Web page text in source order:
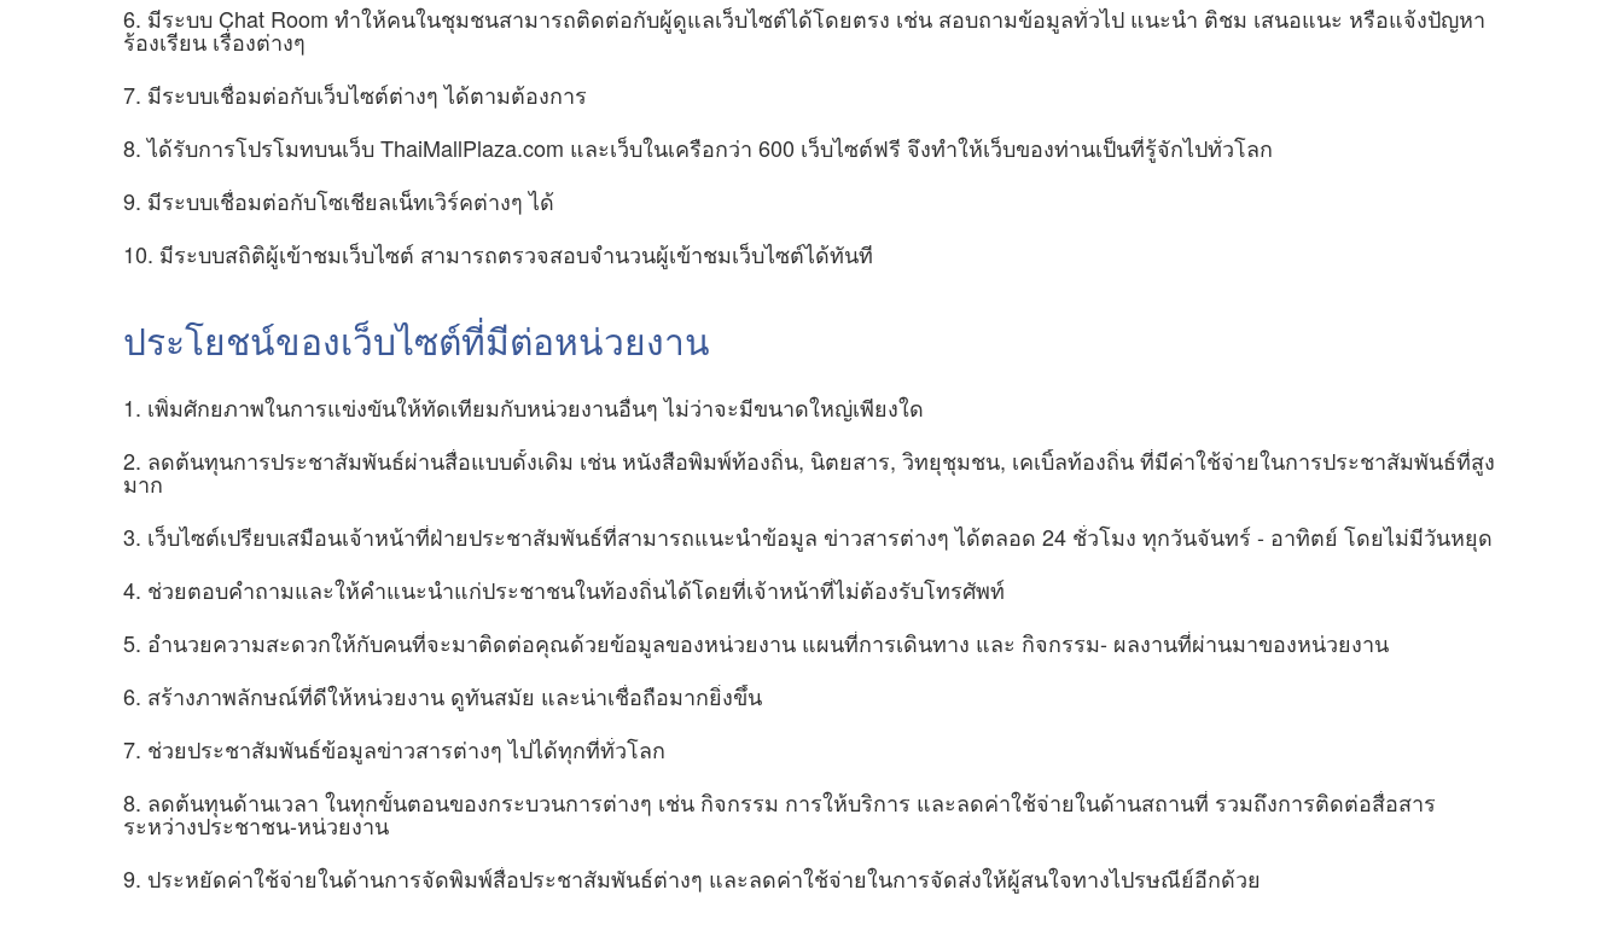
6. มีระบบ Chat Room ทำให้คนในชุมชนสามารถติดต่อกับผู้ดูแลเว็บไซต์ได้โดยตรง เช่น สอบถามข้อมูลทั่วไป แนะนำ ติชม เสนอแนะ หรือแจ้งปัญหา
ร้องเรียน เรื่องต่างๆ
7. มีระบบเชื่อมต่อกับเว็บไซต์ต่างๆ ได้ตามต้องการ
8. ได้รับการโปรโมทบนเว็บ ThaiMallPlaza.com และเว็บในเครือกว่า 600 เว็บไซต์ฟรี จึงทำให้เว็บของท่านเป็นที่รู้จักไปทั่วโลก
9. มีระบบเชื่อมต่อกับโซเชียลเน็ทเวิร์คต่างๆ ได้
10. มีระบบสถิติผู้เข้าชมเว็บไซต์ สามารถตรวจสอบจำนวนผู้เข้าชมเว็บไซต์ได้ทันที
ประโยชน์ของเว็บไซต์ที่มีต่อหน่วยงาน
1. เพิ่มศักยภาพในการแข่งขันให้ทัดเทียมกับหน่วยงานอื่นๆ ไม่ว่าจะมีขนาดใหญ่เพียงใด
2. ลดต้นทุนการประชาสัมพันธ์ผ่านสื่อแบบดั้งเดิม เช่น หนังสือพิมพ์ท้องถิ่น, นิตยสาร, วิทยุชุมชน, เคเบิ้ลท้องถิ่น ที่มีค่าใช้จ่ายในการประชาสัมพันธ์ที่สูง
มาก
3. เว็บไซต์เปรียบเสมือนเจ้าหน้าที่ฝ่ายประชาสัมพันธ์ที่สามารถแนะนำข้อมูล ข่าวสารต่างๆ ได้ตลอด 24 ชั่วโมง ทุกวันจันทร์ - อาทิตย์ โดยไม่มีวันหยุด
4. ช่วยตอบคำถามและให้คำแนะนำแก่ประชาชนในท้องถิ่นได้โดยที่เจ้าหน้าที่ไม่ต้องรับโทรศัพท์
5. อำนวยความสะดวกให้กับคนที่จะมาติดต่อคุณด้วยข้อมูลของหน่วยงาน แผนที่การเดินทาง และ กิจกรรม- ผลงานที่ผ่านมาของหน่วยงาน
6. สร้างภาพลักษณ์ที่ดีให้หน่วยงาน ดูทันสมัย และน่าเชื่อถือมากยิ่งขึ้น
7. ช่วยประชาสัมพันธ์ข้อมูลข่าวสารต่างๆ ไปได้ทุกที่ทั่วโลก
8. ลดต้นทุนด้านเวลา ในทุกขั้นตอนของกระบวนการต่างๆ เช่น กิจกรรม การให้บริการ และลดค่าใช้จ่ายในด้านสถานที่ รวมถึงการติดต่อสื่อสาร
ระหว่างประชาชน-หน่วยงาน
9. ประหยัดค่าใช้จ่ายในด้านการจัดพิมพ์สื่อประชาสัมพันธ์ต่างๆ และลดค่าใช้จ่ายในการจัดส่งให้ผู้สนใจทางไปรษณีย์อีกด้วย